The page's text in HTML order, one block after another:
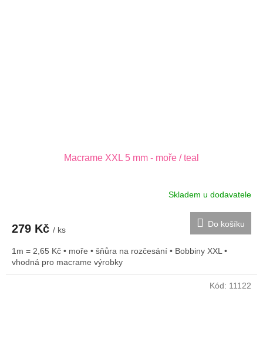
Macrame XXL 5 mm - moře / teal
Skladem u dodavatele
279 Kč / ks
Do košíku
1m = 2,65 Kč • moře • šňůra na rozčesání • Bobbiny XXL •
vhodná pro macrame výrobky
Kód: 11122